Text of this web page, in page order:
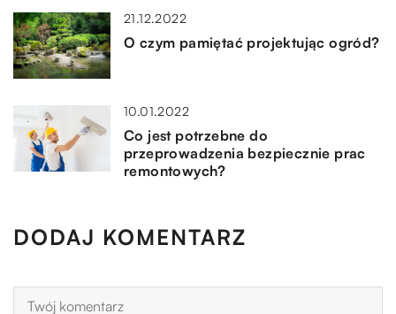
21.12.2022
O czym pamiętać projektując ogród?
10.01.2022
Co jest potrzebne do
przeprowadzenia bezpiecznie prac
remontowych?
DODAJ KOMENTARZ